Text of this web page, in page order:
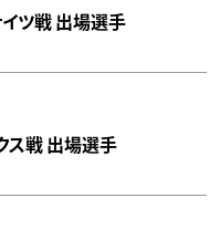
ツ戦 出場選手
ス戦 出場選手